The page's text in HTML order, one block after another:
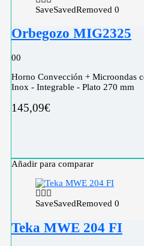
SaveSavedRemoved 0
Orbegozo MIG2325
00
Horno Convección + Microondas
Inox - Integrable - Plato 270 mm
145,09€
Añadir para comparar
SaveSavedRemoved 0
Teka MWE 204 FI